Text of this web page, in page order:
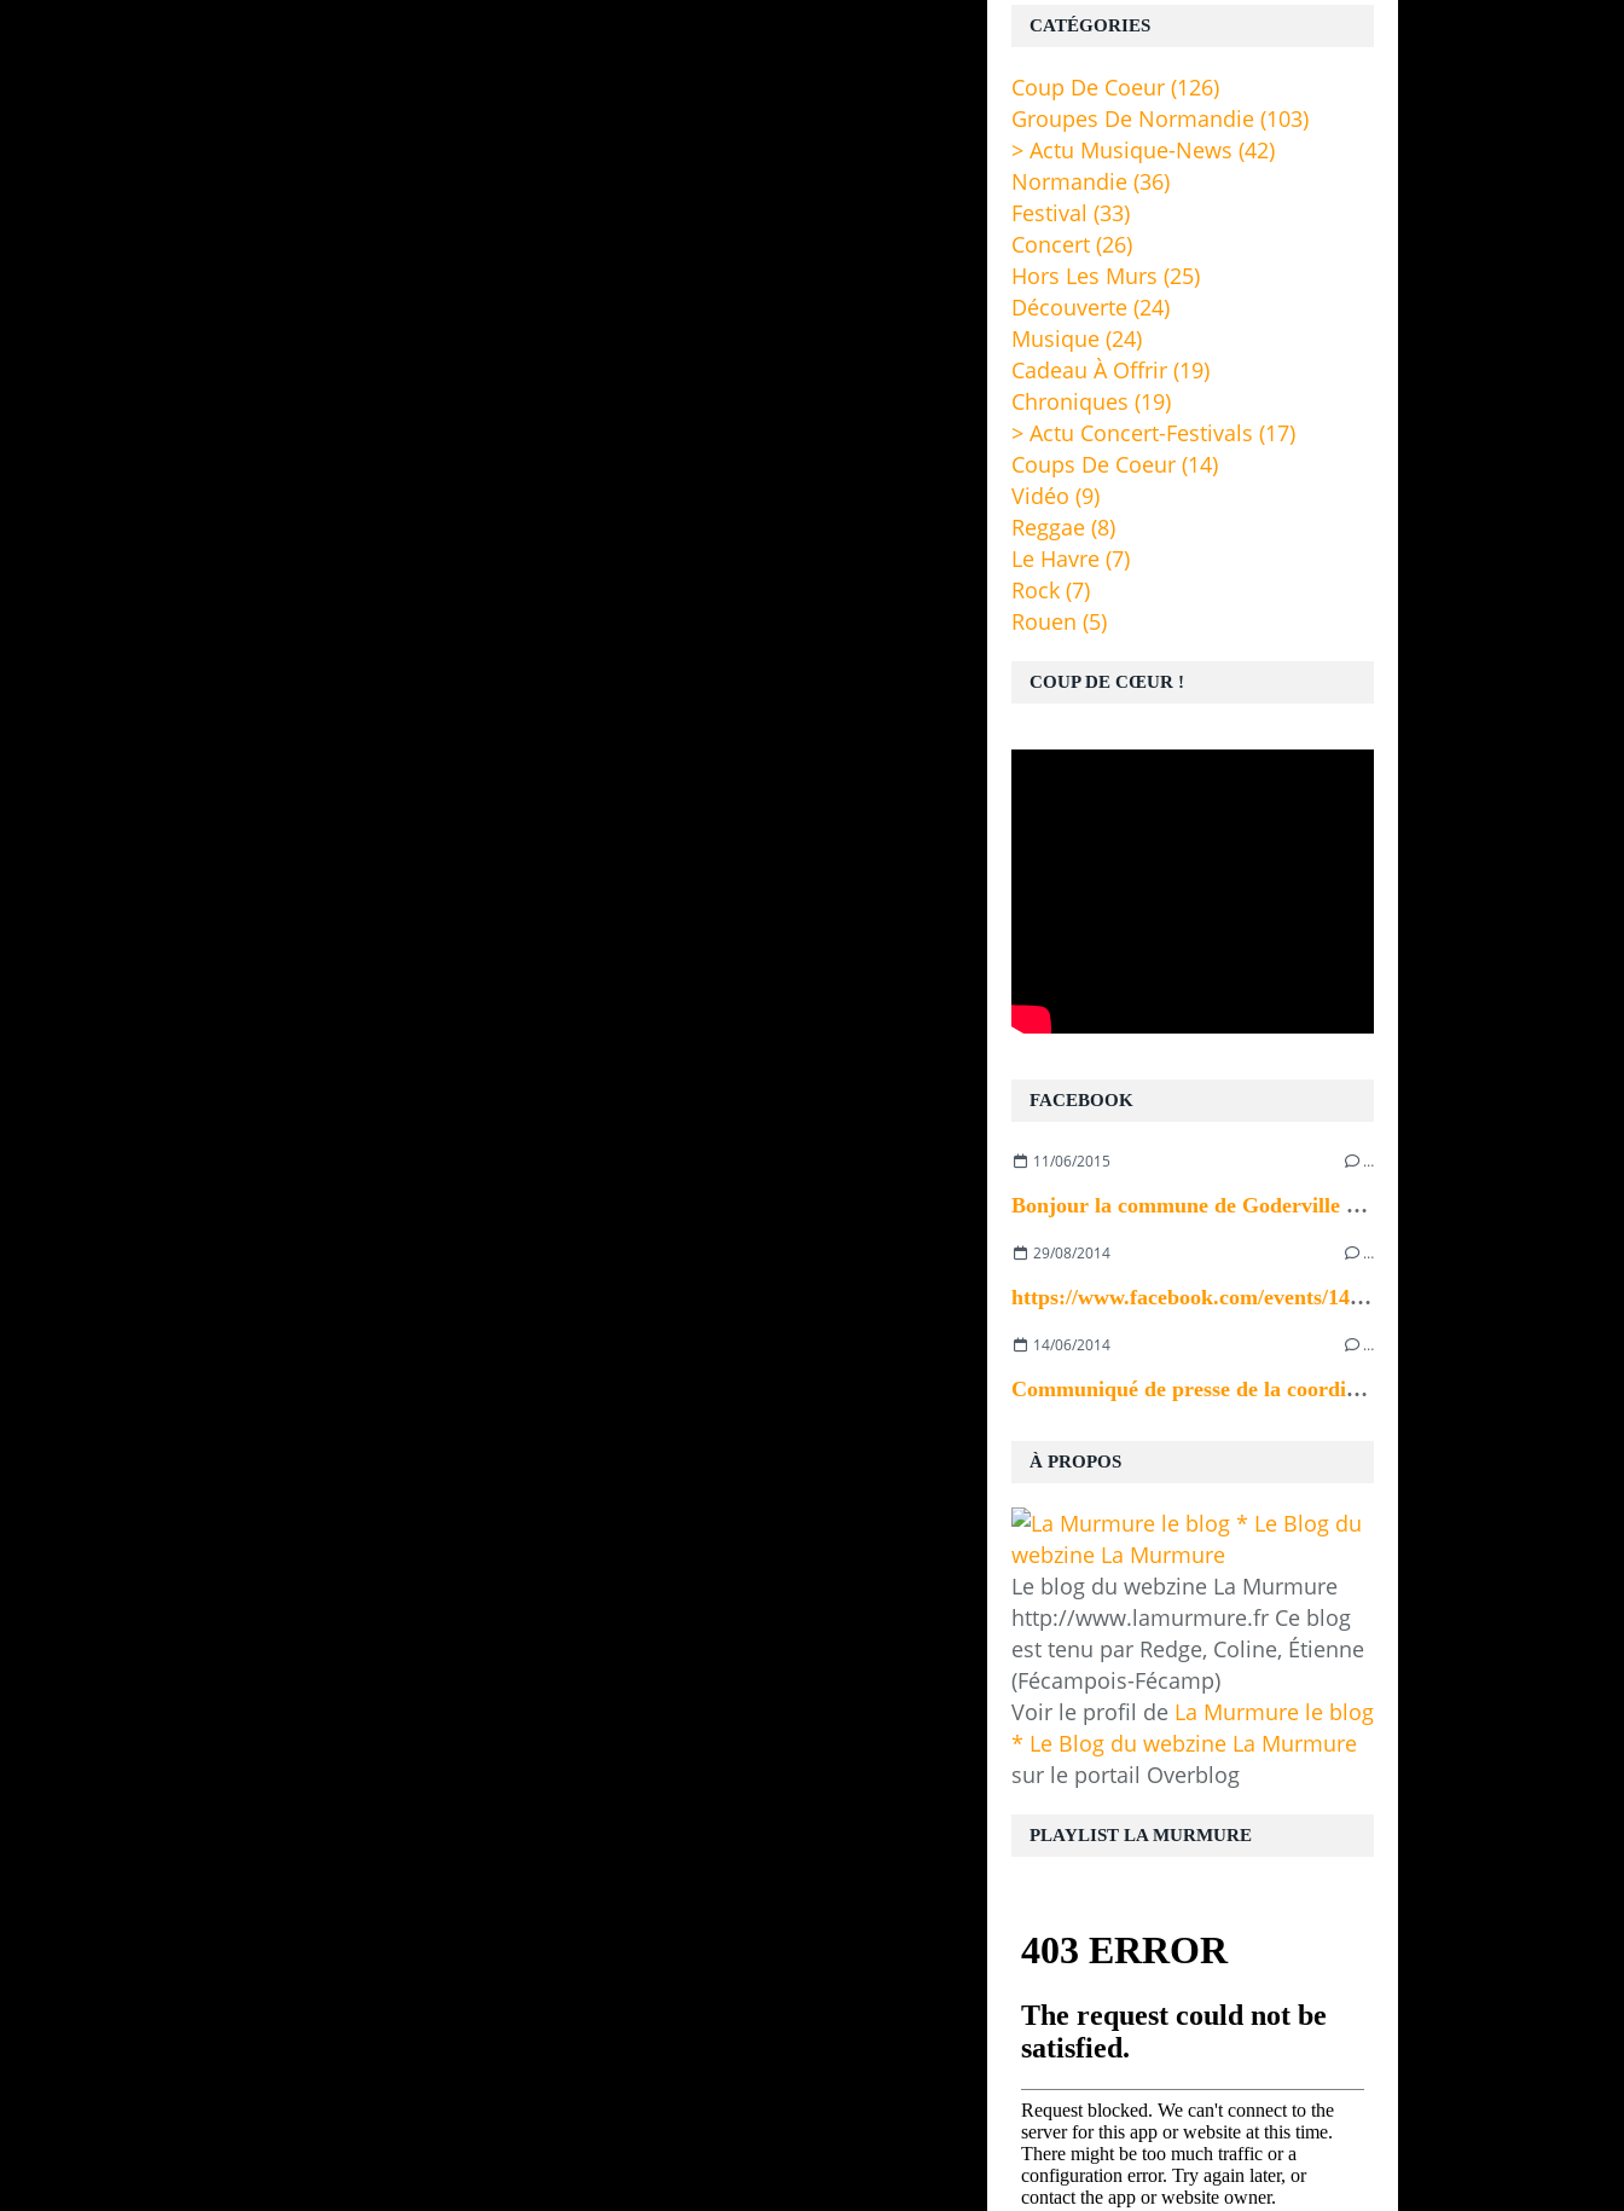
À PROPOS
Le blog du webzine La Murmure
http://www.lamurmure.fr Ce blog
est tenu par Redge, Coline, Étienne
(Fécampois-Fécamp)
Voir le profil de La Murmure le blog
* Le Blog du webzine La Murmure
sur le portail Overblog
FACEBOOK
11/06/2015 …
Bonjour la commune de Goderville recherche un ou...
29/08/2014 …
https://www.facebook.com/events/1433923370196535/
14/06/2014 …
Communiqué de presse de la coordination des...
CATÉGORIES
Coup De Coeur (126)
Groupes De Normandie (103)
> Actu Musique-News (42)
Normandie (36)
Festival (33)
Concert (26)
Hors Les Murs (25)
Découverte (24)
Musique (24)
Cadeau À Offrir (19)
Chroniques (19)
> Actu Concert-Festivals (17)
Coups De Coeur (14)
Vidéo (9)
Reggae (8)
Le Havre (7)
Rock (7)
Rouen (5)
COUP DE CŒUR !
PLAYLIST LA MURMURE